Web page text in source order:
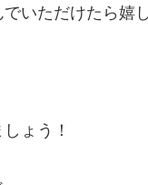
でいただけたら嬉
ょう！